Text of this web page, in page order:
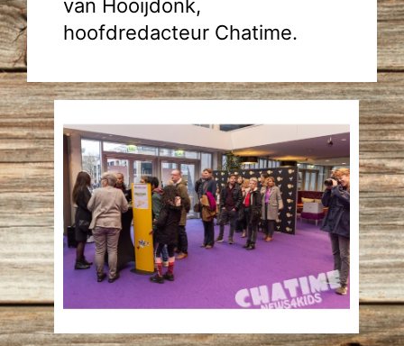
van Hooijdonk,
hoofdredacteur Chatime.